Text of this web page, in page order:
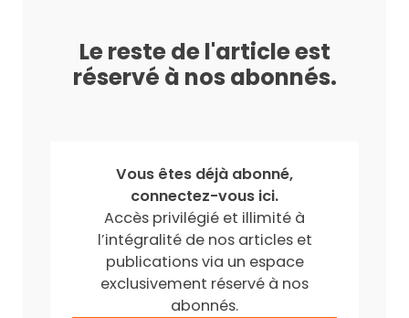
Le reste de l'article est
réservé à nos abonnés.
Vous êtes déjà abonné,
connectez-vous ici.
Accès privilégié et illimité à
l’intégralité de nos articles et
publications via un espace
exclusivement réservé à nos
abonnés.